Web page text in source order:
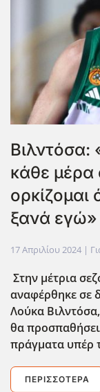
Βιλντόσα:
κάθε μέρα
ορκίζομαι
ξανά εγώ»
17 Απριλίου 2024 |
Στην μέτρια
αναφέρθηκε σε
Λούκα
θα
πράγματα υπέρ
ΠΕΡΙΣΣΌΤΕΡΑ